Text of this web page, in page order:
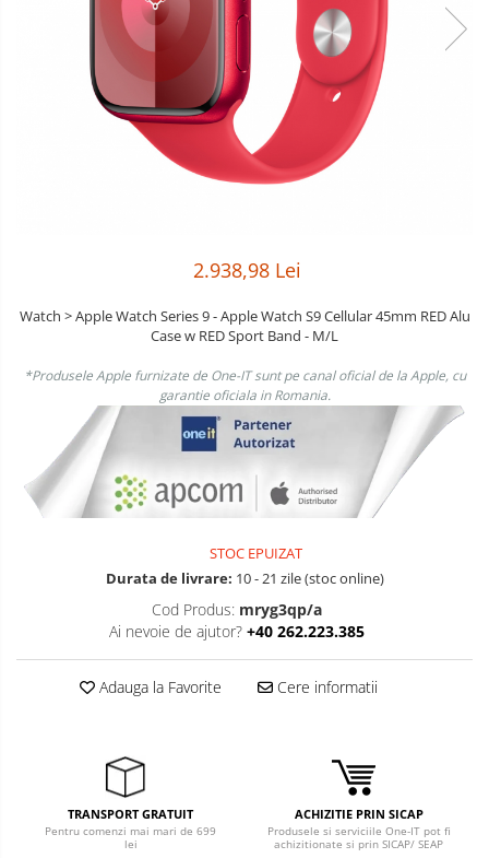
Smartphone IPhone
2.938,98 Lei
Watch > Apple Watch Series 9 - Apple Watch S9 Cellular 45mm RED Alu
Case w RED Sport Band - M/L
*Produsele Apple furnizate de One-IT sunt pe canal oficial de la Apple, cu
garantie oficiala in Romania.
STOC EPUIZAT
Durata de livrare: 10 - 21 zile (stoc online)
Cod Produs: mryg3qp/a
Ai nevoie de ajutor? +40 262.223.385
Adauga la Favorite Cere informatii
TRANSPORT GRATUIT
Pentru comenzi mai mari de 699
lei
ACHIZITIE PRIN SICAP
Produsele si serviciile One-IT pot fi
achizitionate si prin SICAP/ SEAP